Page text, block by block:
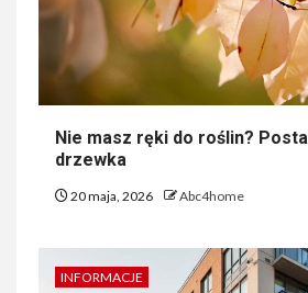
Nie masz ręki do roślin?
drzewka
20 maja, 2026 Abc4home
INFORMACJE